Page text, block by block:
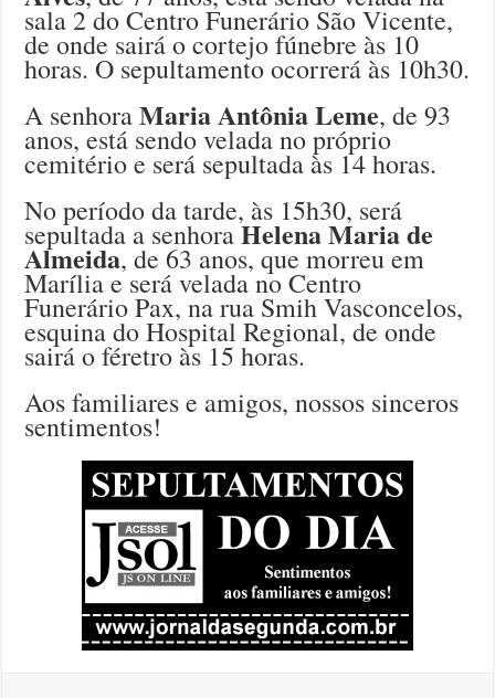
sala 2 do Centro Funerário São Vicente,
de onde sairá o cortejo fúnebre às 10
horas. O sepultamento ocorrerá às 10h30.
A senhoraMaria Antônia Leme, de 93
anos, está sendo velada no próprio
cemitério e será sepultada às 14 horas.
No período da tarde, às 15h30, será
sepultada a senhoraHelena Maria de
Almeida, de 63 anos, que morreu em
Marília e será velada no Centro
Funerário Pax, na rua Smih Vasconcelos,
esquina do Hospital Regional, de onde
sairá o féretro às 15 horas.
Aos familiares e amigos, nossos sinceros
sentimentos!